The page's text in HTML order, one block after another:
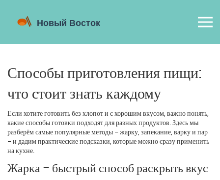
Способы приготовления пищи:
что стоит знать каждому
Если хотите готовить без хлопот и с хорошим вкусом, важно понять,
какие способы готовки подходят для разных продуктов. Здесь мы
разберём самые популярные методы – жарку, запекание, варку и пар
– и дадим практические подсказки, которые можно сразу применить
на кухне.
Жарка – быстрый способ раскрыть вкус